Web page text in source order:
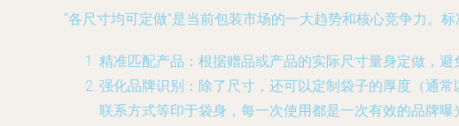
“各尺寸均可定做”是当前包装市场的一大趋势和核心竞争力。
精准匹配产品 ：根据赠品或产品的实际尺寸量身定做，
强化品牌识别 ：除了尺寸，还可以定制袋子的厚度（通
联系方式等印于袋身，每一次使用都是一次有效的品牌曝